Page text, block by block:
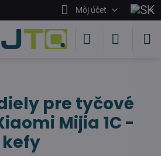
Môj účet
pre tyčové
Mijia 1C -
kefy